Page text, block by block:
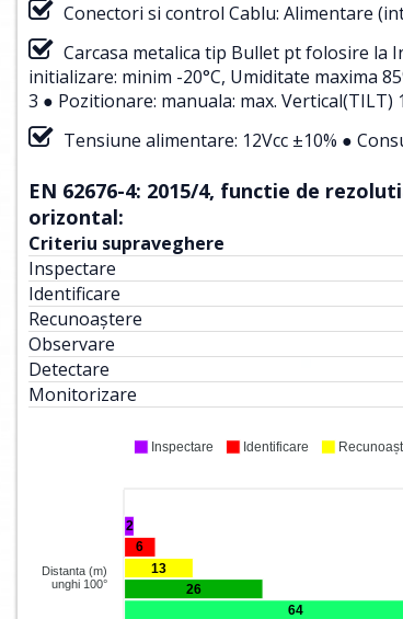
Conectori si control Cablu: Alimentare
Carcasa metalica tip Bullet pt folosire la
initializare: minim -20°C, Umiditate maxima
3 ● Pozitionare: manuala: max. Vertical(TILT)
Tensiune alimentare: 12Vcc ±10% ●
EN 62676-4: 2015/4, functie de
orizontal:
Criteriu supraveghere
Inspectare
Identificare
Recunoaștere
Observare
Detectare
Monitorizare
2
6
13
26
64
Distanta (m)
unghi 100°
Inspectare Identificare